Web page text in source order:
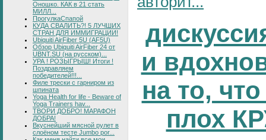
Оношко. КАК в 21 стать
МИЛЛ...
ПрогулкаСпапой
КУДА СВАЛИТЬ?! 5 ЛУЧШИХ
СТРАН ДЛЯ ИММИГРАЦИИ!
Ubiquiti AirFiber 5U (AF5U)
Обзор Ubiquiti AirFiber 24 от
UBNT.SU (на русском)...
УРА ! РОЗЫГРЫШ! Итоги !
Поздравляем
победителей!!!...
Филе трески с гарниром из
шпината
Yoga Health for life - Beware of
Yoga Trainers hav...
ТВОРИ ДОБРО! МАРАФОН
ДОБРА!
Вкуснейший мясной рулет в
слоёном тесте Jumbo por...
и
на то,
плох